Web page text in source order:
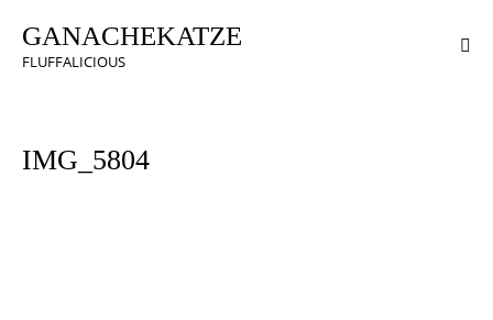
GANACHEKATZE
FLUFFALICIOUS
IMG_5804